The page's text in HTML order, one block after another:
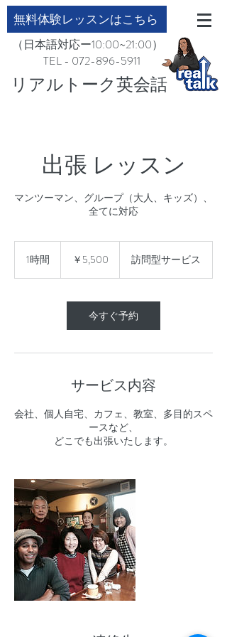
無料体験レッスンはこちら
（日本語対応ー10:00~21:00）
TEL - 072-896-5911
​リアルトーク英会話
出張 レッスン
マンツーマン、グループ（大人、キッズ）、
全てに対応
1時間 ￥5,500 訪問型サービス
今すぐ予約
サービス内容
会社、個人自宅、カフェ、教室、多目的スペ
ースなど、
どこでも出張いたします。